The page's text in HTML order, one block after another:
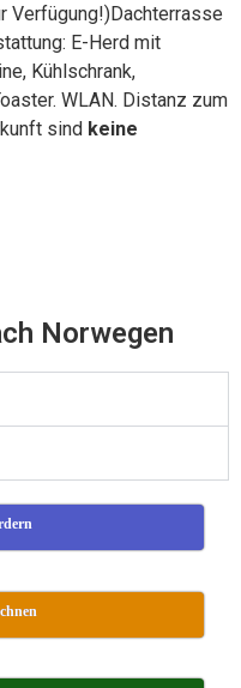
Verfügung!)Dachterrasse
E-Herd mit
Kühlschrank,
WLAN. Distanz zum
sind keine
Norwegen